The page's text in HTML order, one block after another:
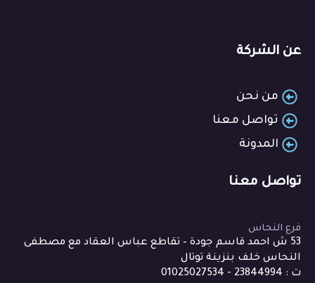
عن الشركة
من نحن
تواصل معنا
المدونة
تواصل معنا
فرع النحاس
53 ش احمد قاسم جودة – تقاطع عباس العقاد مع مصطفى
النحاس خلف بنزينة توتال
ت : 23844994 - 01025027534